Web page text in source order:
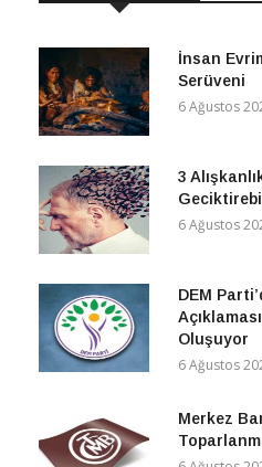
İnsan
Serüveni
6 Ağustos
3
6 Ağustos
DEM
Oluşuyor
6 Ağustos
Merkez